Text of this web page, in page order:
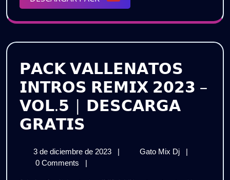
PACK
𝗣𝗔𝗖𝗞 𝗩𝗔𝗟𝗟𝗘𝗡𝗔𝗧𝗢𝗦
𝗜𝗡𝗧𝗥𝗢𝗦 𝗥𝗘𝗠𝗜𝗫 𝟮𝟬𝟮𝟯 –
𝗩𝗢𝗟.𝟱 | 𝗗𝗘𝗦𝗖𝗔𝗥𝗚𝗔
𝗚𝗥𝗔𝗧𝗜𝗦
𝗜𝗡𝗧𝗥𝗢𝗦
3 de diciembre de 2023 | Gato Mix Dj
𝗣𝗔𝗖𝗞
|
0 Comments
|